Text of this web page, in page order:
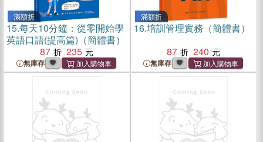
滿額折
15.每天10分鐘：從零開始學
英語口語(提高篇)（簡體書）
87
235
無庫存
滿額折
16.培訓管理實務（簡體書）
87
240
無庫存